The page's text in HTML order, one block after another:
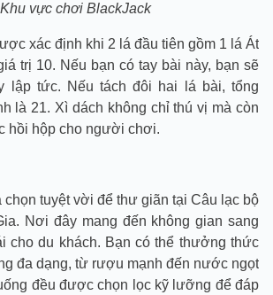
Khu vực chơi BlackJack
xác định khi 2 lá đầu tiên gồm 1 lá Át
trị 10. Nếu bạn có tay bài này, bạn sẽ
lập tức. Nếu tách đôi hai lá bài, tổng
là 21. Xì dách không chỉ thú vị mà còn
hồi hộp cho người chơi.
chọn tuyệt vời để thư giãn tại Câu lạc bộ
Nơi đây mang đến không gian sang
cho du khách. Bạn có thể thưởng thức
đa dạng, từ rượu mạnh đến nước ngọt
đều được chọn lọc kỹ lưỡng để đáp